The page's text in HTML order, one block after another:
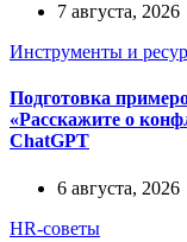
7 августа, 2026
Инструменты и
Подготовка
«Расскажите о
ChatGPT
6 августа, 2026
HR-советы